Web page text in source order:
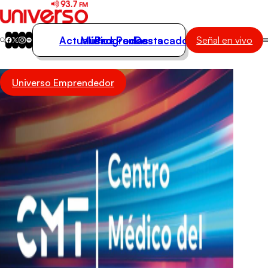
Actualidad
Música
Programas
Podcasts
Destacados
Actualidad
Música
Programas
Podcasts
Destacados Señal en vivo
Universo Emprendedor